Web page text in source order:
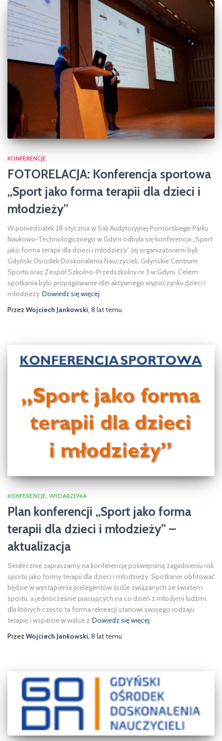
KONFERENCJE
FOTORELACJA: Konferencja sportowa
„Sport jako forma terapii dla dzieci i
młodzieży”
W poniedziałek 28 stycznia w Sali Audytoryjnej Pomorskiego Parku
Naukowo-Technologicznego w Gdyni odbyła się konferencja „Sport
jako forma terapii dla dzieci i młodzieży”. Jej organizatorami byli
Gdyński Ośrodek Doskonalenia Nauczycieli, Gdyńskie Centrum
Sportu oraz Zespół Szkolno-Przedszkolny nr 3 w Gdyni. Celem
spotkania było propagowanie idei aktywnego wypoczynku dzieci i
młodzieży Dowiedz się więcej
PrzezWojciech Jankowski, 8 lattemu
KONFERENCJE WYDARZENIA
Plan konferencji „Sport jako forma
terapii dla dzieci i młodzieży” –
aktualizacja
Serdecznie zapraszamy na konferencję poświęconą zagadnieniu roli
sportu jako formy terapii dla dzieci i młodzieży. Spotkanie obfitować
będzie w wystąpienia prelegentów ściśle związanych ze światem
sportu, a jednocześnie pracujących na co dzień z młodymi ludźmi,
dla których często ta forma rekreacji stanowi swojego rodzaju
terapię i wsparcie w walce z Dowiedz się więcej
PrzezWojciech Jankowski, 8 lattemu